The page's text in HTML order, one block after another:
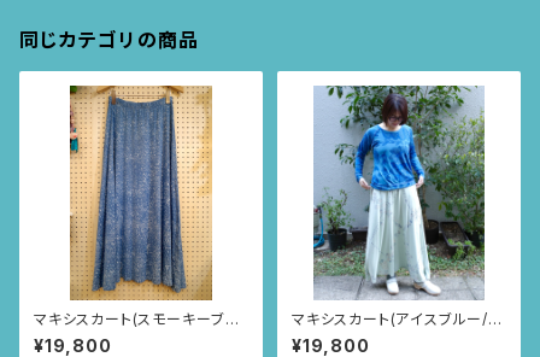
同じカテゴリの商品
マキシスカート(スモーキーブル
ー/MAR柄)
¥19,800
マキシスカート(アイスブルー/い
ちごとあり柄)
¥19,800